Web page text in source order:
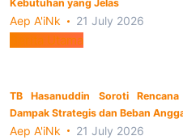
Kebutuhan yang Jelas
Aep A'iNk 21 July 2026
Berita Utama
TB Hasanuddin Soroti
Dampak Strategis dan Beban
Aep A'iNk 21 July 2026